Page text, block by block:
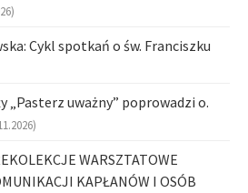
Cykl spotkań o św. Franciszku
„Pasterz uważny” poprowadzi o.
WARSZTATOWE
KAPŁANÓW I OSÓB